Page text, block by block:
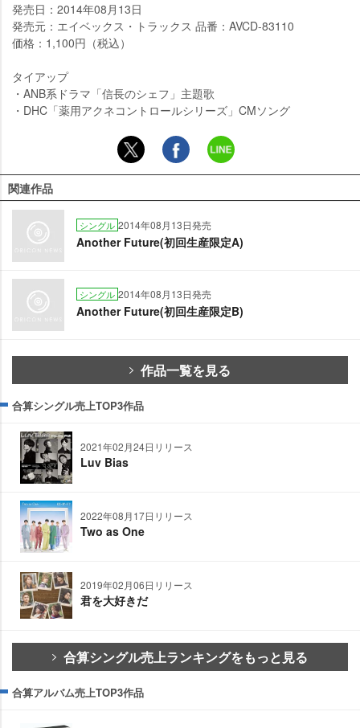
発売日：2014年08月13日
発売元：エイベックス・トラックス 品番：AVCD-83110
価格：1,100円（税込）
タイアップ
・ANB系ドラマ「信長のシェフ」主題歌
・DHC「薬用アクネコントロールシリーズ」CMソング
関連作品
シングル 2014年08月13日発売
Another Future(初回生産限定A)
シングル 2014年08月13日発売
Another Future(初回生産限定B)
作品一覧を見る
合算シングル売上TOP3作品
2021年02月24日リリース
Luv Bias
2022年08月17日リリース
Two as One
2019年02月06日リリース
君を大好きだ
合算シングル売上ランキングをもっと見る
合算アルバム売上TOP3作品